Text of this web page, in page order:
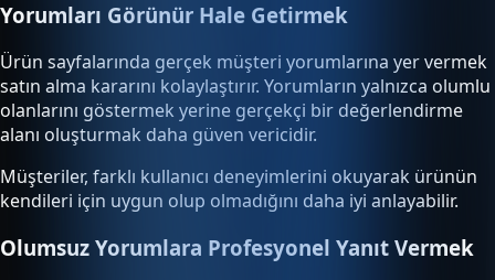
Yorumları Görünür Hale Getirmek
Ürün sayfalarında gerçek müşteri yorumlarına yer vermek
satın alma kararını kolaylaştırır. Yorumların yalnızca olumlu
olanlarını göstermek yerine gerçekçi bir değerlendirme
alanı oluşturmak daha güven vericidir.
Müşteriler, farklı kullanıcı deneyimlerini okuyarak ürünün
kendileri için uygun olup olmadığını daha iyi anlayabilir.
Olumsuz Yorumlara Profesyonel Yanıt Vermek